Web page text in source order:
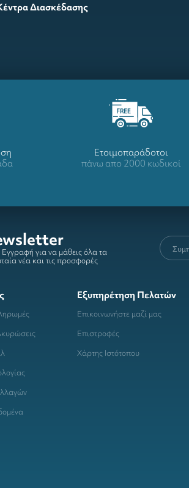
Διασκέδασης
Ετοιμοπαράδοτοι
πάνω απο 2000 κωδικοί
για να μάθεις όλα τα
νέα και τις προσφορές
Εξυπηρέτηση Πελατών
Επικοινωνήστε μαζί μας
Επιστροφές
Χάρτης Ιστότοπου